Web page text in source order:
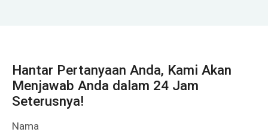
Hantar Pertanyaan Anda, Kami Akan
Menjawab Anda dalam 24 Jam
Seterusnya!
Nama